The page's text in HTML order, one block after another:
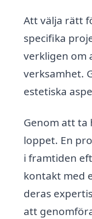
Att välja rätt
specifika
verkligen om
verksamhet.
estetiska
Genom att ta
loppet. En
i framtiden
kontakt med
deras
att